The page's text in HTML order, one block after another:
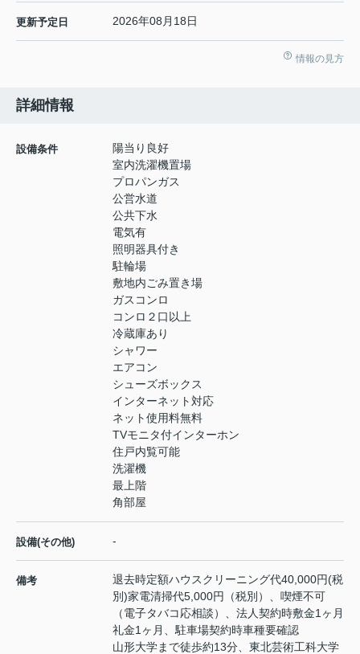
更新予定日 2026年08月18日
情報の見方
詳細情報
設備条件
陽当り良好
室内洗濯機置場
プロパンガス
公営水道
公共下水
電気有
照明器具付き
駐輪場
敷地内ごみ置き場
ガスコンロ
コンロ２口以上
冷蔵庫あり
シャワー
エアコン
シューズボックス
インターネット対応
ネット使用料無料
TVモニタ付インターホン
住戸内覧可能
洗濯機
最上階
角部屋
設備(その他) -
備考
退去時定額ハウスクリーニング代40,000円(税
別)家電清掃代5,000円（税別）、喫煙不可
（電子タバコ応相談）、法人契約時敷金1ヶ月
礼金1ヶ月、駐車場契約時車種要確認
山形大学まで徒歩約13分、東北芸術工科大学